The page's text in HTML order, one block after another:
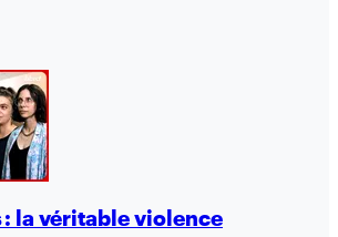
la véritable violence